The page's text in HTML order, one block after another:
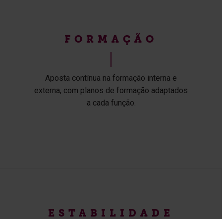
FORMAÇÃO
Aposta contínua na formação interna e
externa, com planos de formação adaptados
a cada função.
ESTABILIDADE